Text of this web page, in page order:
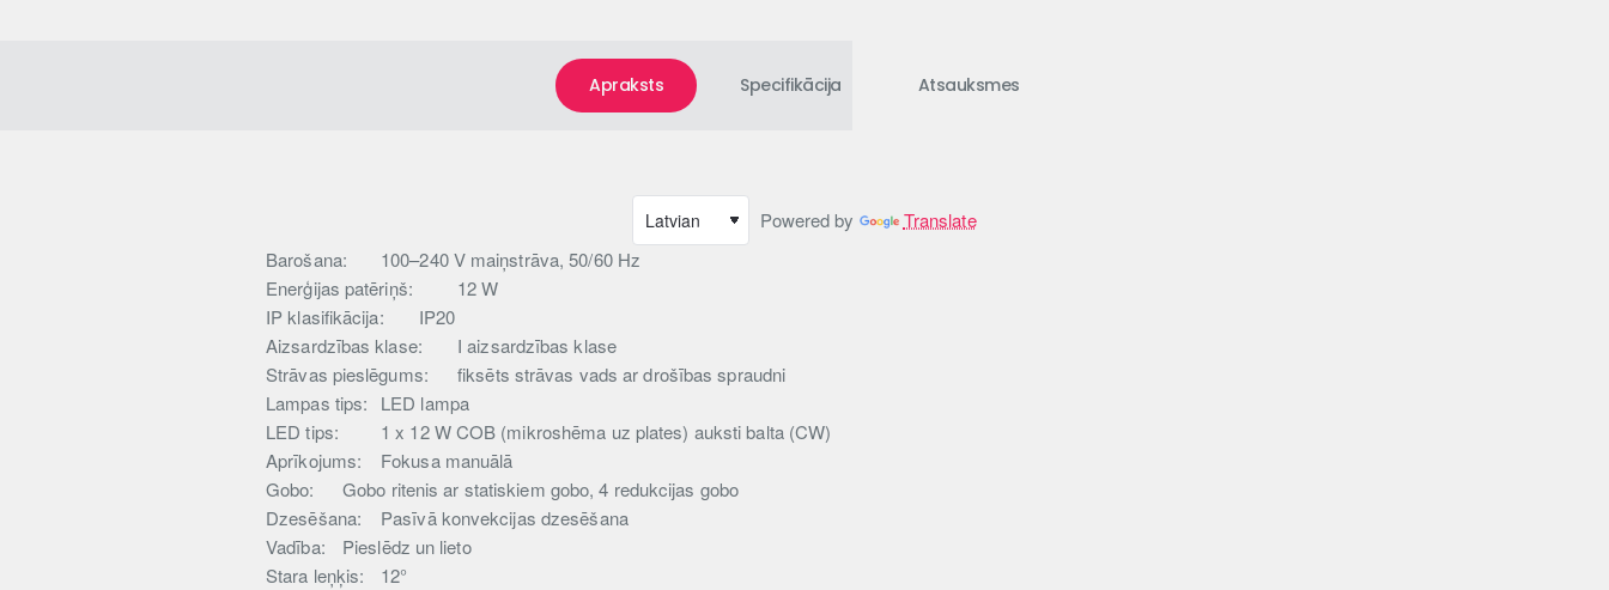
Apraksts Specifikācija Atsauksmes
Powered by
Translate
Barošana:
100–240 V maiņstrāva, 50/60 Hz
Enerģijas patēriņš:
12 W
IP klasifikācija:
IP20
Aizsardzības klase:
I aizsardzības klase
Strāvas pieslēgums:
fiksēts strāvas vads ar drošības spraudni
Lampas tips:
LED lampa
LED tips:
1 x 12 W COB (mikroshēma uz plates) auksti balta (CW)
Aprīkojums:
Fokusa manuālā
Gobo:
Gobo ritenis ar statiskiem gobo, 4 redukcijas gobo
Dzesēšana:
Pasīvā konvekcijas dzesēšana
Vadība:
Pieslēdz un lieto
Stara leņķis:
12°